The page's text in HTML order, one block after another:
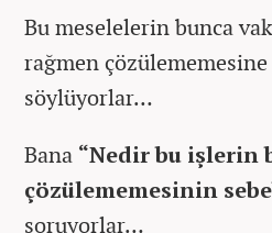
Bu meselelerin bunca
rağmen
söylüyorlar…
Bana “Nedir bu işlerin
çözülememesinin
soruyorlar…